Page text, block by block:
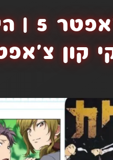
קון צ'אפטר